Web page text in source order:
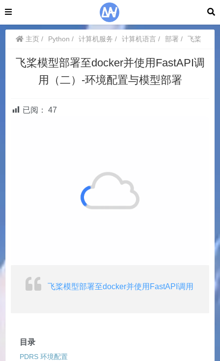
主页 Python 计算机服务 计算机语言 部署 飞桨
飞桨模型部署至docker并使用FastAPI调
用（二）-环境配置与模型部署
已阅： 47
飞桨模型部署至docker并使用FastAPI调用
目录
PDRS 环境配置